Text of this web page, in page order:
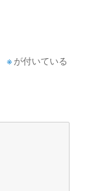
※ が付いている